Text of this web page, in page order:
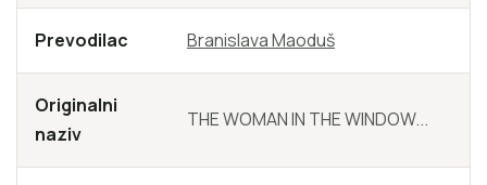
Post
Prevodilac Branislava Maoduš
Originalni
naziv
THE WOMAN IN THE WINDOW...